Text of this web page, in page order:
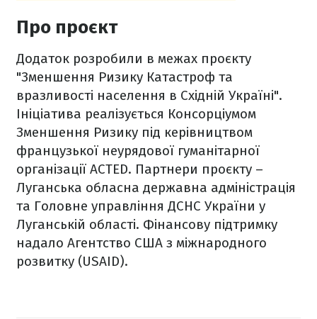
Про проєкт
Додаток розробили в межах проєкту
"Зменшення Ризику Катастроф та
вразливості населення в Східній Україні".
Ініціатива реалізується Консорціумом
Зменшення Ризику під керівництвом
французької неурядової гуманітарної
організації ACTED. Партнери проєкту –
Луганська обласна державна адміністрація
та Головне управління ДСНС України у
Луганській області. Фінансову підтримку
надало Агентство США з міжнародного
розвитку (USAID).